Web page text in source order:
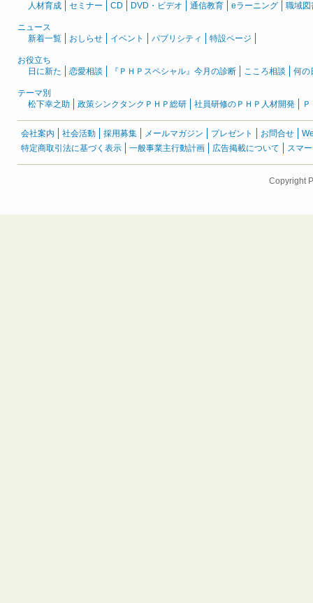
人材育成
セミナー CD DVD・ビデオ 通信教育 eラーニング 職域図
ニュース
新着一覧
おしらせ イベント パブリシティ 特設ページ
お役立ち
日に新た
恋愛相談 『ＰＨＰスペシャル』今月の診断 こころ相談 何の
テーマ別
松下幸之助
政策シンクタンクＰＨＰ総研 社員研修のＰＨＰ人材開発
会社案内 社会活動 採用募集 メールマガジン プレゼント お問合せ
特定商取引法に基づく表示
一般事業主行動計画 広告掲載について スマ
Copyright